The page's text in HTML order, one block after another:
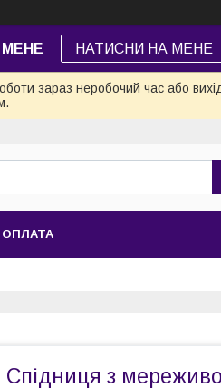
МЕНЕ НАТИСНИ НА МЕНЕ
зараз неробочий час або
Спідниця з